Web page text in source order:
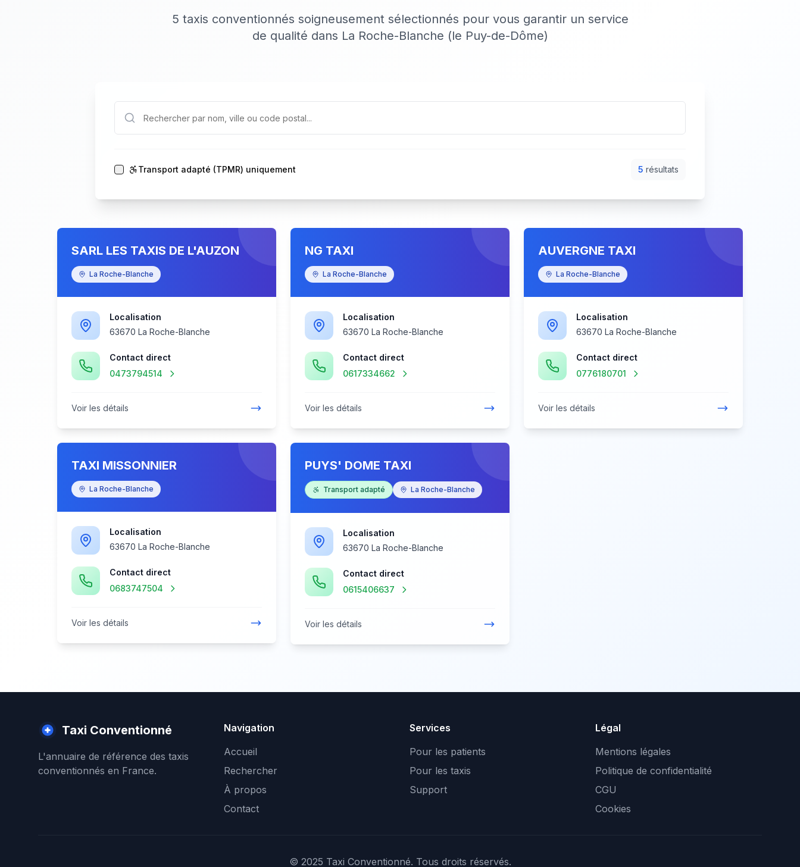
5 taxis conventionnés soigneusement sélectionnés pour vous garantir un service
de qualité dans La Roche-Blanche (le Puy-de-Dôme)
Transport adapté (TPMR) uniquement 5 résultats
SARL LES TAXIS DE L'AUZON
La Roche-Blanche
Localisation
63670 La Roche-Blanche
Contact direct
0473794514
Voir les détails
NG TAXI
La Roche-Blanche
Localisation
63670 La Roche-Blanche
Contact direct
0617334662
Voir les détails
AUVERGNE TAXI
La Roche-Blanche
Localisation
63670 La Roche-Blanche
Contact direct
0776180701
Voir les détails
TAXI MISSONNIER
La Roche-Blanche
Localisation
63670 La Roche-Blanche
Contact direct
0683747504
Voir les détails
PUYS' DOME TAXI
Transport adapté La Roche-Blanche
Localisation
63670 La Roche-Blanche
Contact direct
0615406637
Voir les détails
Taxi Conventionné
L'annuaire de référence des taxis
conventionnés en France.
Navigation
Accueil
Rechercher
À propos
Contact
Services
Pour les patients
Pour les taxis
Support
Légal
Mentions légales
Politique de confidentialité
CGU
Cookies
© 2025 Taxi Conventionné. Tous droits réservés.